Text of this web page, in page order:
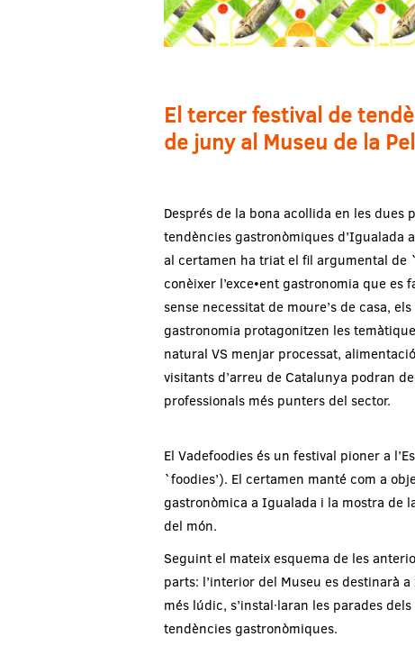
El tercer festival de
de juny al Museu de la
Després de la bona acollida en les
tendències gastronòmiques d’Igualada
al certamen ha triat el fil argumental de
conèixer l’exce•ent gastronomia que
sense necessitat de moure’s de casa,
gastronomia protagonitzen les
natural VS menjar processat,
visitants d’arreu de Catalunya podran
professionals més punters del sector.
El Vadefoodies és un festival pioner a
`foodies’). El certamen manté com a
gastronòmica a Igualada i la mostra de
del món.
Seguint el mateix esquema de les
parts: l’interior del Museu es destinarà
més lúdic, s’instal·laran les parades
tendències gastronòmiques.